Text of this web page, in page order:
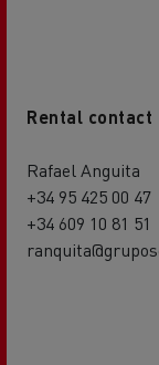
Rental contact
Rafael Anguita
+34 95 425 00 47
+34 609 10 81 51